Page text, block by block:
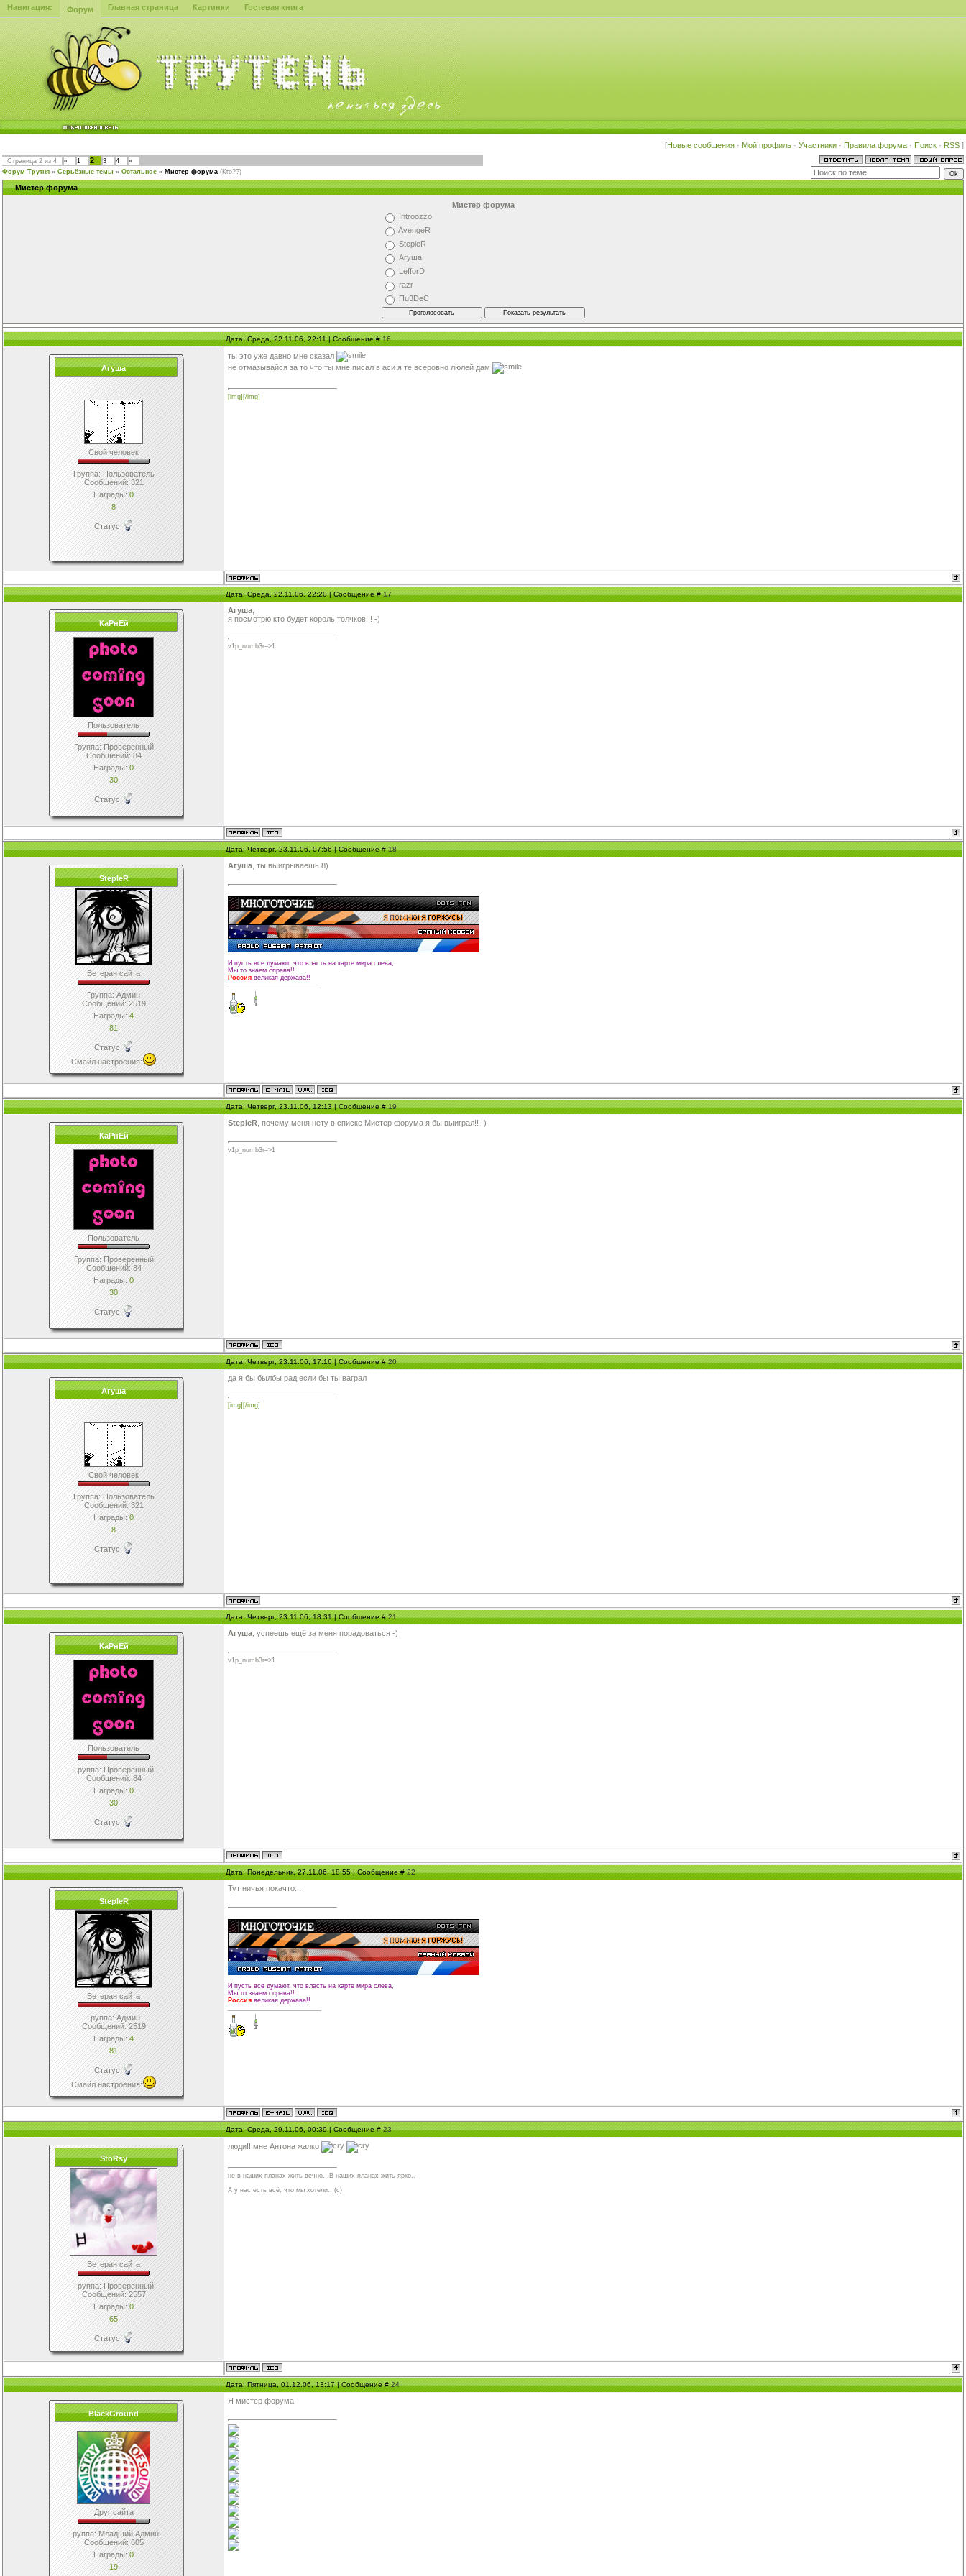
Навигация: Форум Главная страница Картинки Гостевая книга
[Новые сообщения · Мой профиль · Участники · Правила форума · Поиск · RSS ]
Страница 2 из 4 « 1 2 3 4
»
Форум Трутня » Серьёзные темы » Остальное » Мистер форума (Кто??)
Мистер форума
Мистер форума
Introozzo
AvengeR
StepleR
Агуша
LefforD
razr
Пu3DeC
Дата: Среда, 22.11.06, 22:11 | Сообщение #16
Агуша
Свой человек
Группа: Пользователь
Сообщений:321
Награды:0
8
Статус:
ты это уже давно мне сказал
не отмазывайся за то что ты мне писал в аси я те всеровно люлей дам
[img][/img]
Дата: Среда, 22.11.06, 22:20 | Сообщение #17
КаРнЕй
Пользователь
Группа: Проверенный
Сообщений:84
Награды:0
30
Статус:
Агуша
я посмотрю кто будет король толчков!!! -)
v1p_numb3r=>1
Дата: Четверг, 23.11.06, 07:56 | Сообщение #18
StepleR
Ветеран сайта
Группа: Админ
Сообщений:2519
Награды:4
81
Статус:
Смайл настроения:
Агуша , ты выигрываешь 8)
И пусть все думают, что власть на карте мира слева,
Мы то знаем справа!!
Россия великая держава!!
Дата: Четверг, 23.11.06, 12:13 | Сообщение #19
КаРнЕй
Пользователь
Группа: Проверенный
Сообщений:84
Награды:0
30
Статус:
StepleR , почему меня нету в списке Мистер форума я бы выиграл!! -)
v1p_numb3r=>1
Дата: Четверг, 23.11.06, 17:16 | Сообщение #20
Агуша
Свой человек
Группа: Пользователь
Сообщений:321
Награды:0
8
Статус:
да я бы былбы рад если бы ты ваграл
[img][/img]
Дата: Четверг, 23.11.06, 18:31 | Сообщение #21
КаРнЕй
Пользователь
Группа: Проверенный
Сообщений:84
Награды:0
30
Статус:
Агуша , успеешь ещё за меня порадоваться -)
v1p_numb3r=>1
Дата: Понедельник, 27.11.06, 18:55 | Сообщение #22
StepleR
Ветеран сайта
Группа: Админ
Сообщений:2519
Награды:4
81
Статус:
Смайл настроения:
Тут ничья покачто...
И пусть все думают, что власть на карте мира слева,
Мы то знаем справа!!
Россия великая держава!!
Дата: Среда, 29.11.06, 00:39 | Сообщение #23
StoRsy
Ветеран сайта
Группа: Проверенный
Сообщений:2557
Награды:0
65
Статус:
люди!! мне Антона жалко
не в наших планах жить вечно...В наших планах жить ярко..
А у нас есть всё, что мы хотели.. (с)
Дата: Пятница, 01.12.06, 13:17 | Сообщение #24
BlackGround
Друг сайта
Группа: Младший Админ
Сообщений:605
Награды:0
19
Я мистер форума